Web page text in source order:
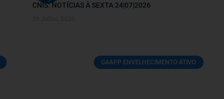
CNIS: NOTÍCIAS À SEXTA 24|07|2026
GAAPP ENVELHECIMENTO ATIVO